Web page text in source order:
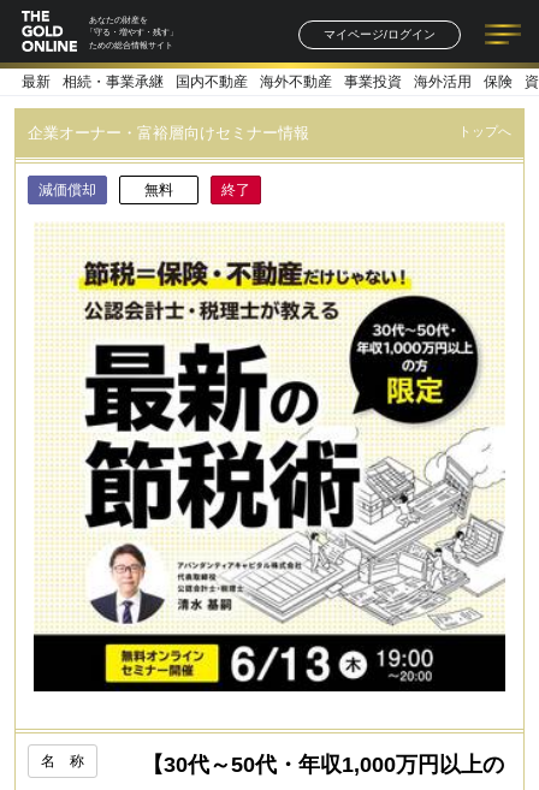
あなたの財産を
「守る・増やす・残す」
ための総合情報サイト
マイページ/ログイン
記事一覧 連載一覧
著者一覧 書籍一覧
最新 相続・事業承継 国内不動産 海外不動産 事業投資 海外活用 保険
企業オーナー・富裕層向けセミナー情報 トップへ
減価償却 無料 終了
名 称
【30代～50代・年収1,000万円以上の